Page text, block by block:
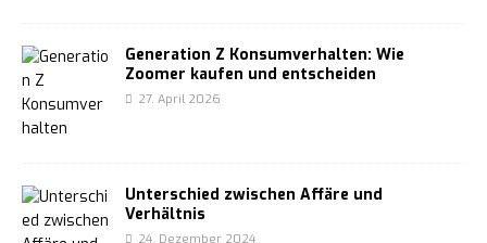
Generation Z Konsumverhalten: Wie
Zoomer kaufen und entscheiden
27. April 2026
Unterschied zwischen Affäre und
Verhältnis
24. Dezember 2024